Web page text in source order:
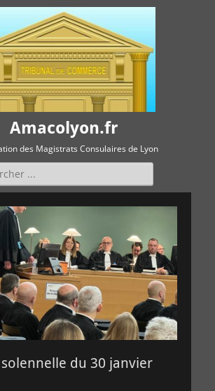
Amacolyon.fr
des Magistrats Consulaires de Lyon
:
du 30 janvier